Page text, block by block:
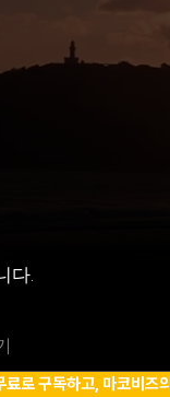
다.
료로 구독하고, 마코비즈의